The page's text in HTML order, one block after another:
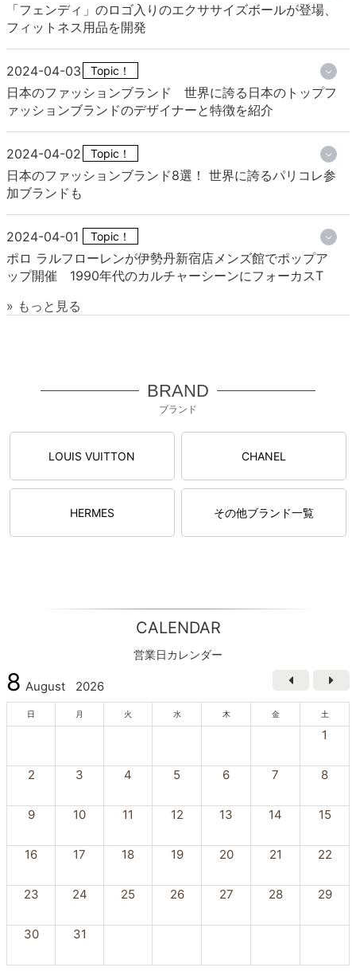
「フェンディ」のロゴ入りのエクササイズボールが登場、
フィットネス用品を開発
2024-04-03 Topic！
日本のファッションブランド 世界に誇る日本のトップフ
ァッションブランドのデザイナーと特徴を紹介
2024-04-02 Topic！
日本のファッションブランド8選！ 世界に誇るパリコレ参
加ブランドも
2024-04-01 Topic！
ポロ ラルフローレンが伊勢丹新宿店メンズ館でポップア
ップ開催 1990年代のカルチャーシーンにフォーカスT
» もっと見る
BRAND
ブランド
LOUIS VUITTON CHANEL
HERMES その他ブランド一覧
CALENDAR
営業日カレンダー
8 August 2026
日 月 火 水 木 金 土
1
2 3 4 5 6 7 8
9 10 11 12 13 14 15
16 17 18 19 20 21 22
23 24 25 26 27 28 29
30 31